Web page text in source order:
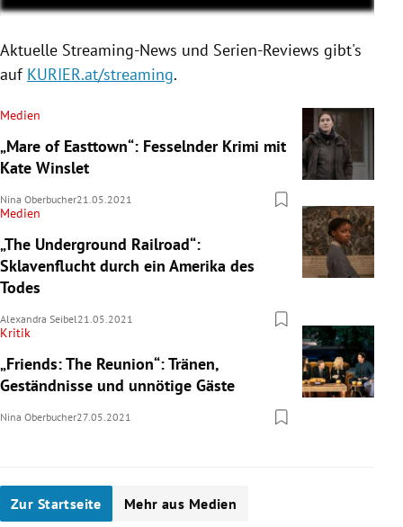
Aktuelle Streaming-News und Serien-Reviews gibt's
auf KURIER.at/streaming.
Medien
„Mare of Easttown“: Fesselnder Krimi mit
Kate Winslet
Nina Oberbucher21.05.2021
Medien
„The Underground Railroad“:
Sklavenflucht durch ein Amerika des
Todes
Alexandra Seibel21.05.2021
Kritik
„Friends: The Reunion“: Tränen,
Geständnisse und unnötige Gäste
Nina Oberbucher27.05.2021
Zur Startseite Mehr aus Medien